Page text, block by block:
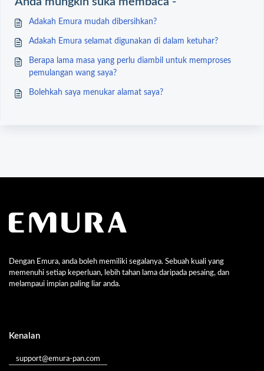
Adakah Emura mudah dibersihkan?
Adakah Emura selamat digunakan di dalam ketuhar?
Berapa lama masa yang perlu diambil untuk memproses
pemulangan wang saya?
Bolehkah saya menukar alamat saya?
Dengan Emura, anda boleh memiliki segalanya. Sebuah kuali yang
memenuhi setiap keperluan, lebih tahan lama daripada pesaing, dan
melampaui impian paling liar anda.
Kenalan
support@emura-pan.com